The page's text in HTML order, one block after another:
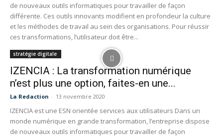
de nouveaux outils informatiques pour travailler de façon
différente. Ces outils innovants modifient en profondeur la culture
et les méthodes de travail au sein des organisations. Pour réussir
ces transformations, l’utilisateur doit être...
stratégie digitale
IZENCIA : La transformation numérique
n’est plus une option, faites-en une...
La Redaction - 13 novembre 2020
IZENCIA est une ESN orientée services aux utilisateurs Dans un
monde numérique en grande transformation, l’entreprise dispose
de nouveaux outils informatiques pour travailler de façon